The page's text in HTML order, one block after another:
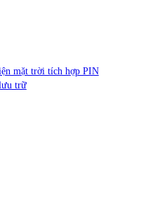
mặt trời tích hợp PIN
trữ